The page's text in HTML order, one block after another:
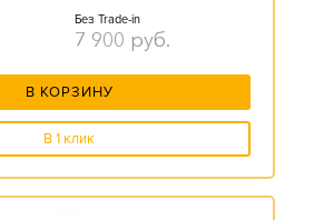
Без Trade-in
7 900 руб.
В КОРЗИНУ
В 1 клик